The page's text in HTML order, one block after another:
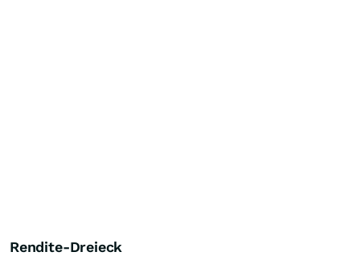
Rendite-Dreieck